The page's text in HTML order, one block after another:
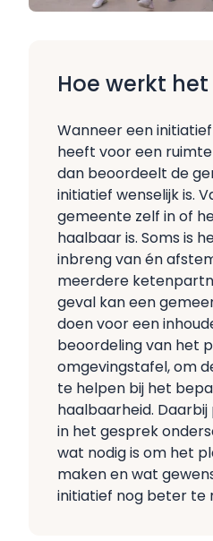
Hoe werkt het
Wanneer een
heeft voor een
dan beoordeelt de
initiatief wenselijk is.
gemeente zelf in of
haalbaar is. Soms is
inbreng van én
meerdere
geval kan een
doen voor een
beoordeling van het
omgevingstafel, om
te helpen bij het
haalbaarheid.
in het gesprek
wat nodig is om het
maken en wat
initiatief nog beter te